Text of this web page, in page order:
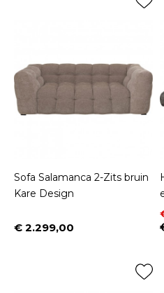
Sofa Salamanca 2-Zits bruin
Kare Design
Prijs
€ 2.299,00